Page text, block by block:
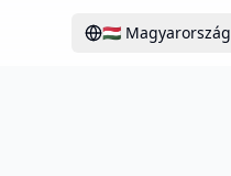
🇭🇺 Magyarország